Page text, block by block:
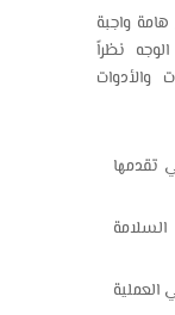
واجبة
نظراً
والأدوات
تقدمها
العملية